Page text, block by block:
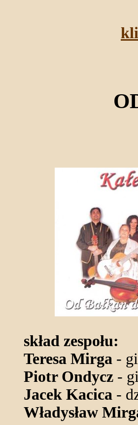
skład zespołu:
Teresa Mirga -
Piotr Ondycz -
Jacek Kacica -
Władysław